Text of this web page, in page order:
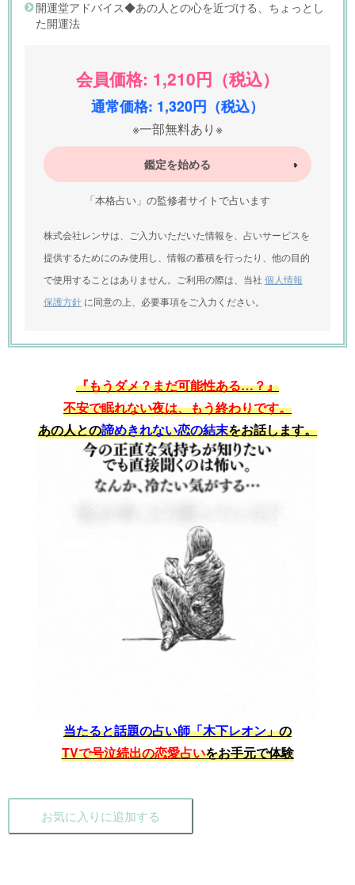
開運堂アドバイス◆あの人との心を近づける、ちょっとし
た開運法
会員価格: 1,210円（税込）
通常価格: 1,320円（税込）
※一部無料あり※
鑑定を始める
「本格占い」の監修者サイトで占います
株式会社レンサは、ご入力いただいた情報を、占いサービスを
提供するためにのみ使用し、情報の蓄積を行ったり、他の目的
で使用することはありません。ご利用の際は、当社 個人情報
保護方針に同意の上、必要事項をご入力ください。
『もうダメ？まだ可能性ある…？』
不安で眠れない夜は、もう終わりです。
あの人との諦めきれない恋の結末をお話します。
当たると話題の占い師「木下レオン」の
TVで号泣続出の恋愛占いをお手元で体験
お気に入りに追加する